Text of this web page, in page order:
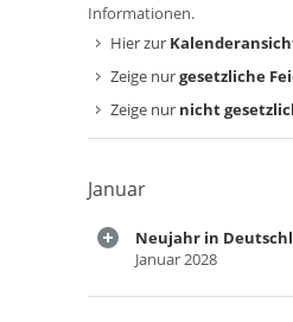
Informationen.
Hier zur
Zeige nurgesetzliche
Zeige nur nicht
Januar
Neujahr in
Januar 2028